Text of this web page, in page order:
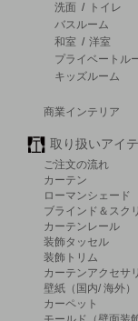
洗面 /
トイレ
バスルーム
和室 / 洋室
プライベートル
キッズルーム
商業インテリア
取り扱いアイ
ご注文の流れ
カーテン
ローマンシェード
ブラインド＆スク
カーテンレール
装飾タッセル
装飾トリム
カーテンアクセサ
壁紙（国内/ 海外）
カーペット